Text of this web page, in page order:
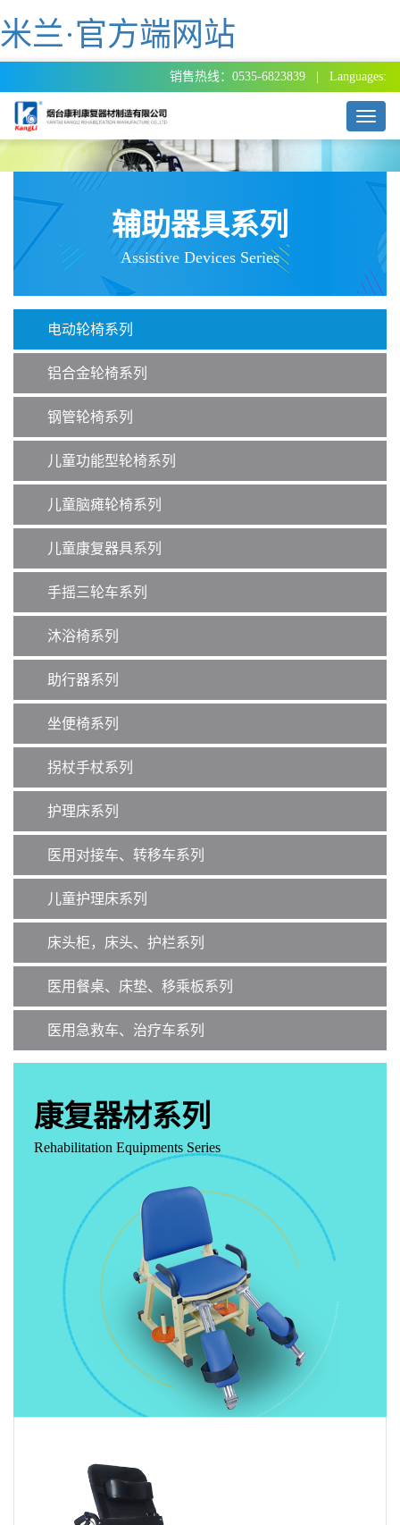
米兰·官方端网站
销售热线：0535-6823839 | Languages:
T
o
g
i
g
i
辅助器具系列
Assistive Devices Series
电动轮椅系列
铝合金轮椅系列
钢管轮椅系列
儿童功能型轮椅系列
儿童脑瘫轮椅系列
儿童康复器具系列
手摇三轮车系列
沐浴椅系列
助行器系列
坐便椅系列
拐杖手杖系列
护理床系列
医用对接车、转移车系列
儿童护理床系列
床头柜，床头、护栏系列
医用餐桌、床垫、移乘板系列
医用急救车、治疗车系列
康复器材系列
Rehabilitation Equipments Series